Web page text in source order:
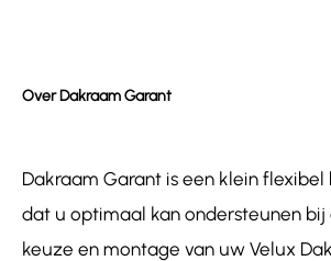
Over Dakraam Garant
Dakraam Garant is een klein
dat u optimaal kan ondersteunen bij
keuze en montage van uw Velux